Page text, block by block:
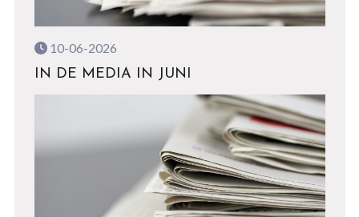
10-06-2026
IN DE MEDIA IN JUNI